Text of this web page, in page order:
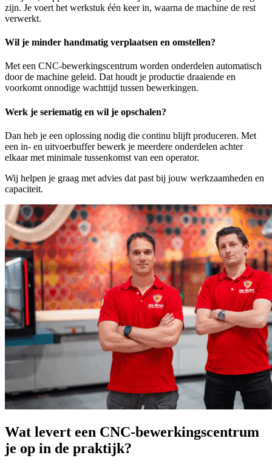
zijn. Je voert het werkstuk één keer in, waarna de machine de rest
verwerkt.
Wil je minder handmatig verplaatsen en omstellen?
Met een CNC-bewerkingscentrum worden onderdelen automatisch
door de machine geleid. Dat houdt je productie draaiende en
voorkomt onnodige wachttijd tussen bewerkingen.
Werk je seriematig en wil je opschalen?
Dan heb je een oplossing nodig die continu blijft produceren. Met
een in- en uitvoerbuffer bewerk je meerdere onderdelen achter
elkaar met minimale tussenkomst van een operator.
Wij helpen je graag met advies dat past bij jouw werkzaamheden en
capaciteit.
Wat levert een CNC-bewerkingscentrum
je op in de praktijk?